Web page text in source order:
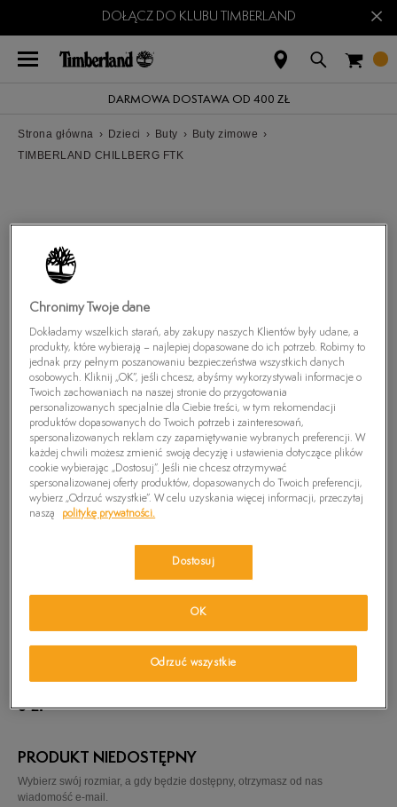
DOŁĄCZ DO KLUBU TIMBERLAND ×
DARMOWA DOSTAWA OD 400 ZŁ
Strona główna › Dzieci › Buty › Buty zimowe ›
TIMBERLAND CHILLBERG FTK
TIMBERLAND CHILLBERG FTK
0zł
PRODUKT NIEDOSTĘPNY
Wybierz swój rozmiar, a gdy będzie dostępny, otrzymasz od nas
wiadomość e-mail.
Chronimy Twoje dane
Dokładamy wszelkich starań, aby zakupy naszych Klientów były udane, a
produkty, które wybierają – najlepiej dopasowane do ich potrzeb. Robimy to
jednak przy pełnym poszanowaniu bezpieczeństwa wszystkich danych
osobowych. Kliknij „OK”, jeśli chcesz, abyśmy wykorzystywali informacje o
Twoich zachowaniach na naszej stronie do przygotowania
personalizowanych specjalnie dla Ciebie treści, w tym rekomendacji
produktów dopasowanych do Twoich potrzeb i zainteresowań,
spersonalizowanych reklam czy zapamiętywanie wybranych preferencji. W
każdej chwili możesz zmienić swoją decyzję i ustawienia dotyczące plików
cookie wybierając „Dostosuj”. Jeśli nie chcesz otrzymywać
spersonalizowanej oferty produktów, dopasowanych do Twoich preferencji,
wybierz „Odrzuć wszystkie”. W celu uzyskania więcej informacji, przeczytaj
naszą
politykę prywatności.
Dostosuj
Odrzuć wszystkie
OK